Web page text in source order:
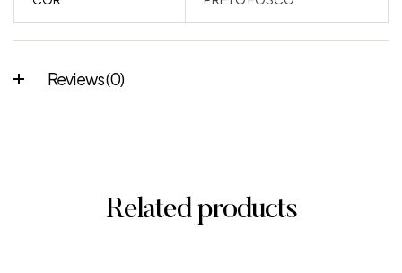
Reviews (0)
Related products